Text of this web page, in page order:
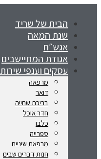
הבית של שריד
שנת המאה
אגש״ח
אגודת המתיישבים
עסקים וענפי שירות
מרפאה
דואר
בריכת שחייה
חדר אוכל
כלבו
ספרייה
מרפאת שיניים
חנות דברים שבים